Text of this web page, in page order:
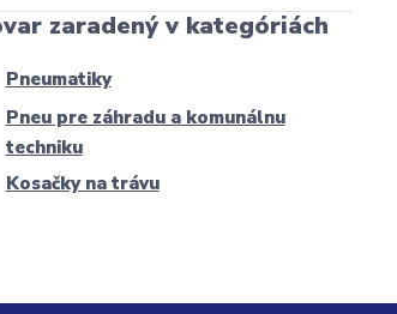
zaradený v kategóriách
Pneumatiky
Pneu pre záhradu a komunálnu
techniku
Kosačky na trávu